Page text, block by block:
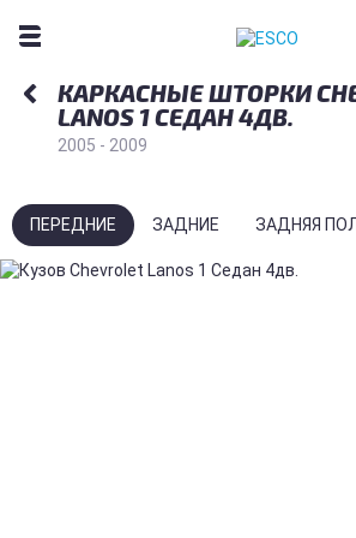
КАРКАСНЫЕ ШТОРКИ
LANOS 1 СЕДАН 4ДВ.
2005 - 2009
ПЕРЕДНИЕ ЗАДНИЕ ЗАДНЯЯ